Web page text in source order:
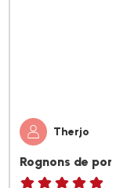
Therjo
Rognons de porc